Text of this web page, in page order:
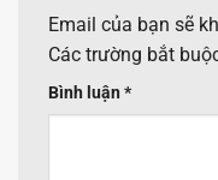
Email của bạn sẽ
Các trường bắt
Bình luận *